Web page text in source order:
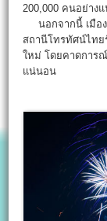
200,000 คนอย่าง
นอกจากนี้ เมือง
สถานีโทรทัศน์ไทย
ใหม่ โดยคาดการ
แน่นอน